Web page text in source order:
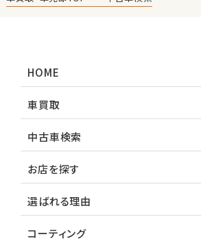
HOME
車買取
中古車検索
お店を探す
選ばれる理由
コーティング